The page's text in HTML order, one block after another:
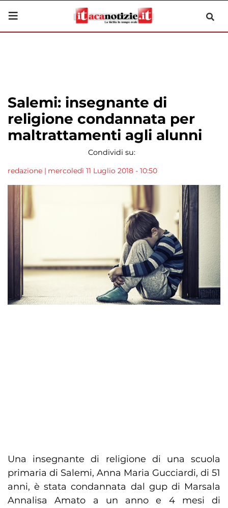
Salemi: insegnante di
religione condannata per
maltrattamenti agli alunni
Condividi su:
redazione | mercoledì 11 Luglio 2018 - 10:50
Una insegnante di religione di una scuola
primaria di Salemi, Anna Maria Gucciardi, di 51
anni, è stata condannata dal gup di Marsala
Annalisa Amato a un anno e 4 mesi di